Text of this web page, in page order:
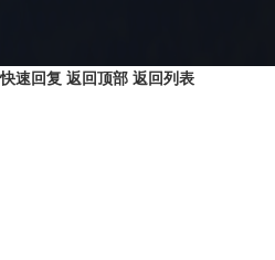
快速回复 返回顶部 返回列表